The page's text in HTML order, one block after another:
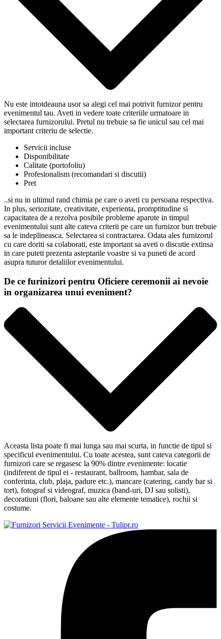
Nu este intotdeauna usor sa alegi cel mai potrivit furnizor pentru
evenimentul tau. Aveti in vedere toate criteriile urmatoare in
selectarea furnizorului. Pretul nu trebuie sa fie unicul sau cel mai
important criteriu de selectie.
Servicii incluse
Disponibilitate
Calitate (portofoliu)
Profesionalism (recomandari si discutii)
Pret
..si nu in ultimul rand chimia pe care o aveti cu persoana respectiva.
In plus, seriozitate, creativitate, experienta, promptitudine si
capacitatea de a rezolva posibile probleme aparute in timpul
evenimentului sunt alte cateva criterii pe care un furnizor bun trebuie
sa le indeplineasca. Selectarea si contractarea. Odata ales furnizorul
cu care doriti sa colaborati, este important sa aveti o discutie extinsa
in care puteti prezenta asteptarile voastre si va puneti de acord
asupra tuturor detaliilor evenimentului.
De ce furinizori pentru Oficiere ceremonii ai nevoie
in organizarea unui eveniment?
Aceasta lista poate fi mai lunga sau mai scurta, in functie de tipul si
specificul evenimentului. Cu toate acestea, sunt cateva categorii de
furnizori care se regasesc la 90% dintre evenimente: locatie
(indiferent de tipul ei - restaurant, ballroom, hambar, sala de
conferinta, club, plaja, padure etc.), mancare (catering, candy bar si
tort), fotograf si videograf, muzica (band-uri, DJ sau solisti),
decoratiuni (flori, baloane sau alte elemente tematice), rochii si
costume.